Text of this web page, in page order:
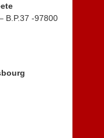
B.P.37 -97800